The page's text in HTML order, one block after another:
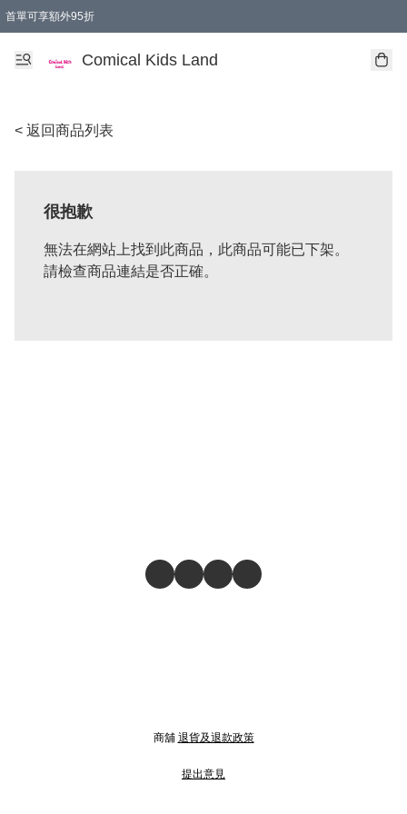
首單可享額外95折
Comical Kids Land
< 返回商品列表
很抱歉
無法在網站上找到此商品，此商品可能已下架。
請檢查商品連結是否正確。
商舖 退貨及退款政策
提出意見